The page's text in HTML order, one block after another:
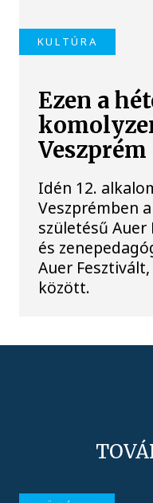
KULTÚRA
Ezen a
Veszprém
Idén 12.
Veszprémben
születésű
és
Auer
között.